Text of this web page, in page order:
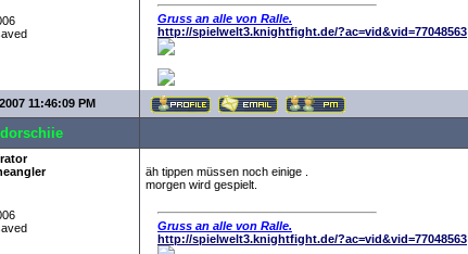
Gruss an alle von Ralle.
http://spielwelt3.knightfight.de/?ac=vid&vid=77048563
11:46:09 PM
dorschiie
äh tippen müssen noch einige .
morgen wird gespielt.
Gruss an alle von Ralle.
http://spielwelt3.knightfight.de/?ac=vid&vid=77048563